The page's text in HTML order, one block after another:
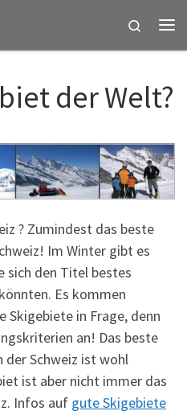
Search
der Welt?
? Zumindest das beste
Im Winter gibt es
sich den Titel bestes
Es kommen
Skigebiete in Frage, denn
an! Das beste
der Schweiz ist wohl
ist aber nicht immer das
Infos auf gute Skigebiete